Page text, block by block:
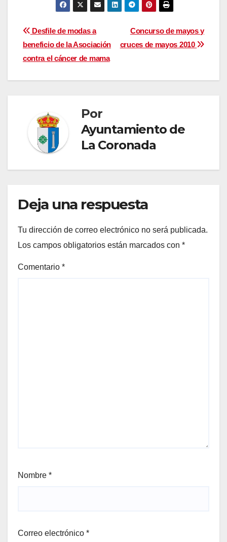
Navegación
de
entradas
Concurso de mayos y
cruces de mayos 2010
Desfile de modas a
beneficio de la Asociación
contra el cáncer de mama
Por
Ayuntamiento de
La Coronada
Deja una respuesta
Tu dirección de correo electrónico no será publicada.
Los campos obligatorios están marcados con *
Comentario *
Nombre *
Correo electrónico *